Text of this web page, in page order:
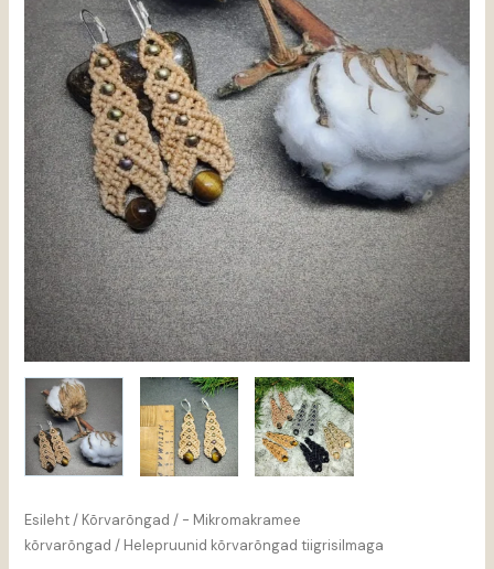
Esileht/ Kõrvarõngad / - Mikromakramee
kõrvarõngad / Helepruunid kõrvarõngad tiigrisilmaga